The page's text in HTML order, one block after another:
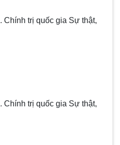
Chính trị quốc gia Sự thật,
Chính trị quốc gia Sự thật,